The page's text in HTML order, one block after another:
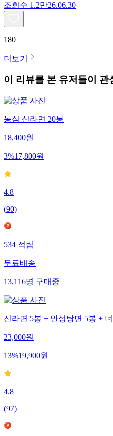
조회수 1.2만26.06.30
180
더보기
이 리뷰를 본 유저들이 관
농심 신라면 20봉
18,400원
3%17,800원
4.8
(90)
534 적립
무료배송
13,116명 구매중
신라면 5봉 + 안성탕면 5봉 +
23,000원
13%19,900원
4.8
(97)